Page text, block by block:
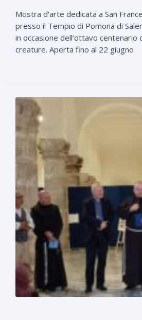
Mostra d'arte dedicata a San
presso il Tempio di Pomona di
in occasione dell’ottavo centenario
creature. Aperta fino al 22 giugno